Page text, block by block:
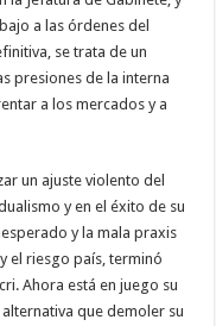
a las órdenes del
se trata de un
presiones de la interna
a los mercados y a
un ajuste violento del
y en el éxito de su
y la mala praxis
el riesgo país, terminó
Ahora está en juego su
que demoler su